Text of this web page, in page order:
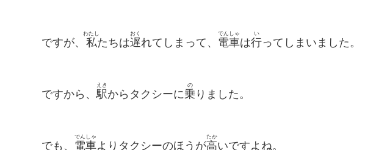
ですが、 私
わたし
たちは遅
おく
れてしまって、 電
でん
車
しゃ
は行
い
ってしまいました。
ですから、駅
えき
からタクシーに乗
の
りました。
でも、 電車
でんしゃ
よりタクシーのほうが高
たか
いですよね。